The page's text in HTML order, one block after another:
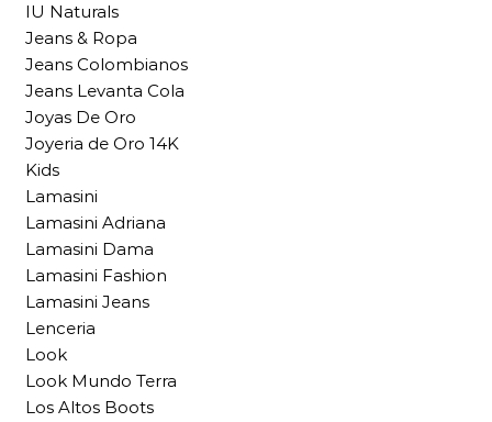
IU Naturals
Jeans & Ropa
Jeans Colombianos
Jeans Levanta Cola
Joyas De Oro
Joyeria de Oro 14K
Kids
Lamasini
Lamasini Adriana
Lamasini Dama
Lamasini Fashion
Lamasini Jeans
Lenceria
Look
Look Mundo Terra
Los Altos Boots